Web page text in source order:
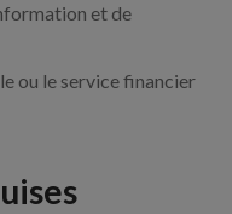
et de
ou le service financier